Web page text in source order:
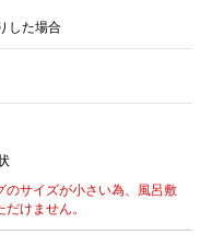
した場合
のサイズが小さい為、風呂敷
けません。